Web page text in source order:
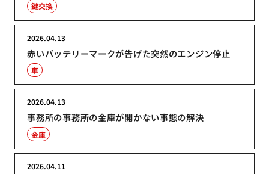
鍵交換
赤いバッテリーマークが告げた突然のエンジン停止
2026.04.13
車
事務所の事務所の金庫が開かない事態の解決
2026.04.13
金庫
2026.04.11